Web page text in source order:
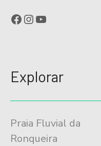
Facebook Instagram YouTube
Explorar
Praia Fluvial da
Ronqueira